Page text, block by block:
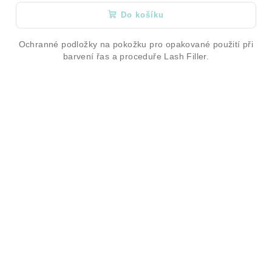
Do košíku
Ochranné podložky na pokožku pro opakované použití při
barvení řas a proceduře Lash Filler.